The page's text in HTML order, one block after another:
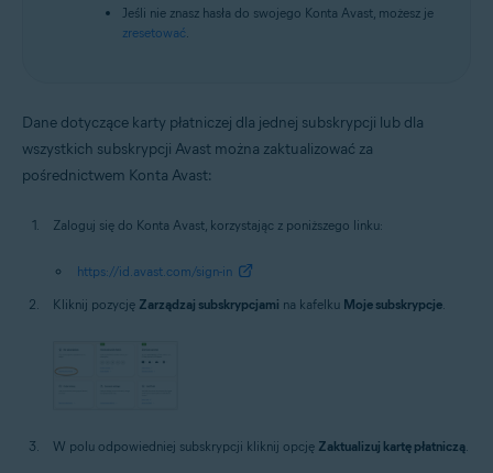
Jeśli nie znasz hasła do swojego Konta Avast, możesz je
zresetować.
Dane dotyczące karty płatniczej dla jednej subskrypcji lub dla
wszystkich subskrypcji Avast można zaktualizować za
pośrednictwem Konta Avast:
Zaloguj się do Konta Avast, korzystając z poniższego linku:
https://id.avast.com/sign-in
Kliknij pozycję Zarządzaj subskrypcjami na kafelku Moje subskrypcje.
W polu odpowiedniej subskrypcji kliknij opcję Zaktualizuj kartę płatniczą.